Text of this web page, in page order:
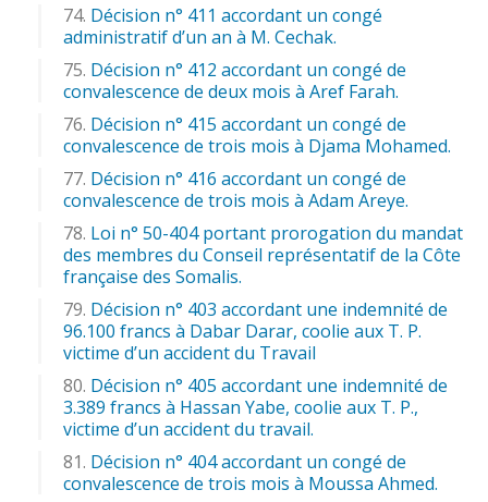
Décision n° 411 accordant un congé
administratif d’un an à M. Cechak.
Décision n° 412 accordant un congé de
convalescence de deux mois à Aref Farah.
Décision n° 415 accordant un congé de
convalescence de trois mois à Djama Mohamed.
Décision n° 416 accordant un congé de
convalescence de trois mois à Adam Areye.
Loi n° 50-404 portant prorogation du mandat
des membres du Conseil représentatif de la Côte
française des Somalis.
Décision n° 403 accordant une indemnité de
96.100 francs à Dabar Darar, coolie aux T. P.
victime d’un accident du Travail
Décision n° 405 accordant une indemnité de
3.389 francs à Hassan Yabe, coolie aux T. P.,
victime d’un accident du travail.
Décision n° 404 accordant un congé de
convalescence de trois mois à Moussa Ahmed.